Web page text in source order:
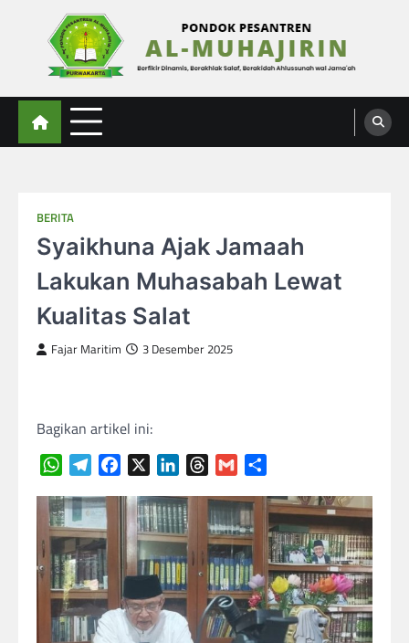
Al-Muhajirin
Berpikir Dinamis – Berakhlak Salaf – Berakidah Ahlussunah wal Jamaah
BERITA
Syaikhuna Ajak Jamaah
Lakukan Muhasabah Lewat
Kualitas Salat
Fajar Maritim 3 Desember 2025
Bagikan artikel ini:
WhatsAppTelegramFacebook LinkedInThreads
Gmail